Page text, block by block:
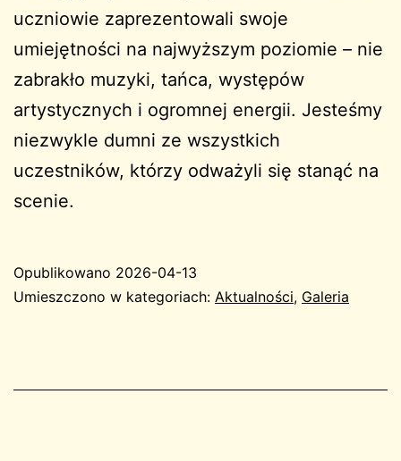
uczniowie zaprezentowali swoje
umiejętności na najwyższym poziomie – nie
zabrakło muzyki, tańca, występów
artystycznych i ogromnej energii. Jesteśmy
niezwykle dumni ze wszystkich
uczestników, którzy odważyli się stanąć na
scenie.
Opublikowano 2026-04-13
Umieszczono w kategoriach: Aktualności, Galeria